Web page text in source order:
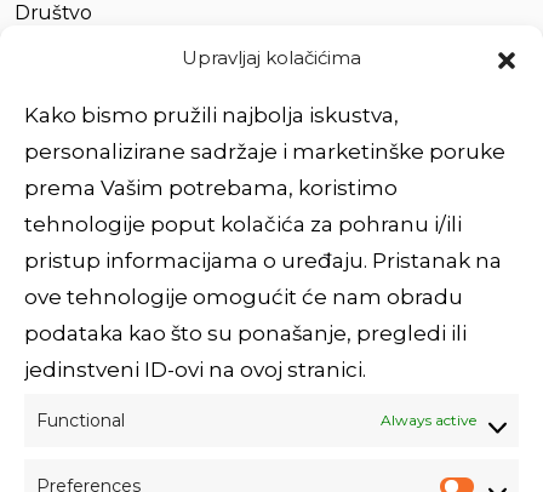
Upravljaj kolačićima
Kako bismo pružili najbolja iskustva,
personalizirane sadržaje i marketinške poruke
prema Vašim potrebama, koristimo
tehnologije poput kolačića za pohranu i/ili
pristup informacijama o uređaju. Pristanak na
ove tehnologije omogućit će nam obradu
podataka kao što su ponašanje, pregledi ili
jedinstveni ID-ovi na ovoj stranici.
Functional Always active
Preferences
Društvo
Brzi linkovi
O nama
Usluge
Impressum
Povežimo se
Prijavi se na newsletter!